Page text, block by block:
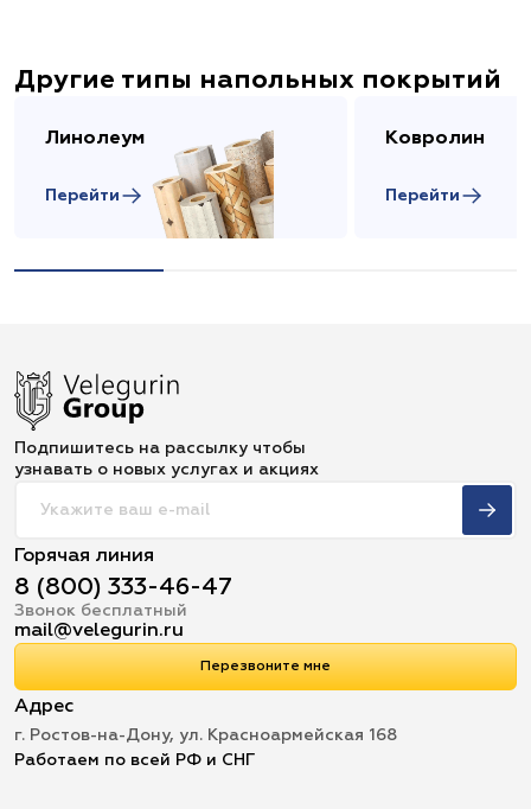
Другие типы напольных покрытий
Линолеум
Перейти
Ковролин
Перейти
Подпишитесь на рассылку чтобы
узнавать о новых услугах и акциях
Горячая линия
8 (800) 333-46-47
Звонок бесплатный
mail@velegurin.ru
Перезвоните мне
Адрес
г. Ростов-на-Дону, ул. Красноармейская 168
Работаем по всей РФ и СНГ